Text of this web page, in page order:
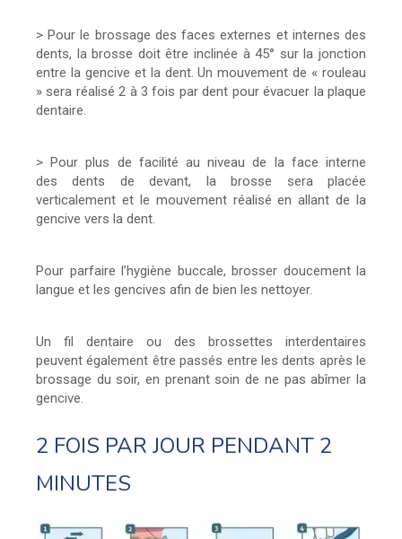
> Pour le brossage des faces externes et internes des
dents, la brosse doit être inclinée à 45° sur la jonction
entre la gencive et la dent. Un mouvement de « rouleau
» sera réalisé 2 à 3 fois par dent pour évacuer la plaque
dentaire.
> Pour plus de facilité au niveau de la face interne
des dents de devant, la brosse sera placée
verticalement et le mouvement réalisé en allant de la
gencive vers la dent.
Pour parfaire l’hygiène buccale, brosser doucement la
langue et les gencives afin de bien les nettoyer.
Un fil dentaire ou des brossettes interdentaires
peuvent également être passés entre les dents après le
brossage du soir, en prenant soin de ne pas abîmer la
gencive.
2 FOIS PAR JOUR PENDANT 2
MINUTES